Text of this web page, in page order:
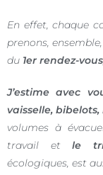
En effet, chaque
prenons,
du 1er rendez-
J’estime avec
vaisselle,
volumes à
travail etle tri
écologiques, est